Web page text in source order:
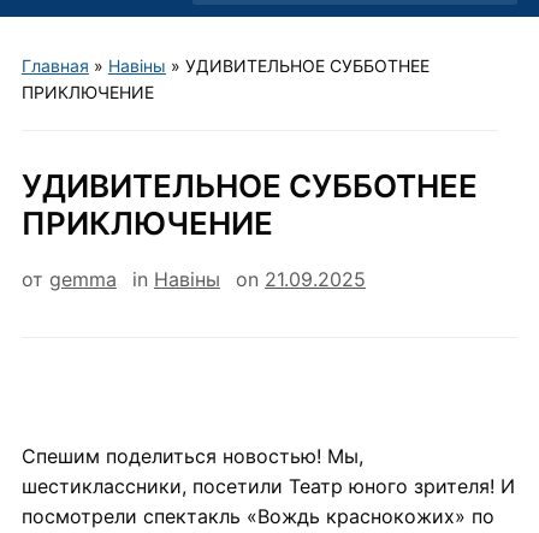
меню
Главная » Навiны » УДИВИТЕЛЬНОЕ СУББОТНЕЕ
ПРИКЛЮЧЕНИЕ
УДИВИТЕЛЬНОЕ СУББОТНЕЕ
ПРИКЛЮЧЕНИЕ
от gemma in Навiны on 21.09.2025
Спешим поделиться новостью! Мы,
шестиклассники, посетили Театр юного зрителя! И
посмотрели спектакль «Вождь краснокожих» по